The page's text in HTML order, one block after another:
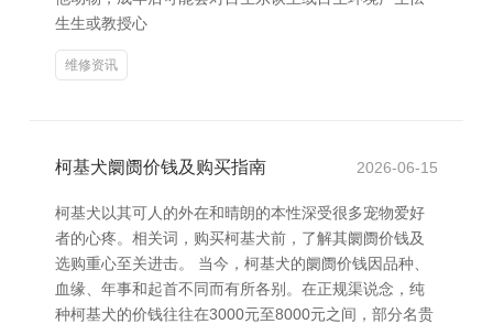
生生或教授心
维修资讯
柯基犬阛阓价钱及购买指南 2026-06-15
柯基犬以其可人的外在和晴朗的本性深受很多宠物爱好
者的心疼。相关词，购买柯基犬前，了解其阛阓价钱及
选购重心至关进击。 当今，柯基犬的阛阓价钱因品种、
血缘、年事和起首不同而有所各别。在正规渠说念，纯
种柯基犬的价钱往往在3000元至8000元之间，部分名贵